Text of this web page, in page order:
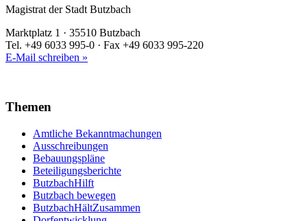
Magistrat der Stadt Butzbach
Marktplatz 1 · 35510 Butzbach
Tel. +49 6033 995-0 · Fax +49 6033 995-220
E-Mail schreiben »
Themen
Amtliche Bekanntmachungen
Ausschreibungen
Bebauungspläne
Beteiligungsberichte
ButzbachHilft
Butzbach bewegen
ButzbachHältZusammen